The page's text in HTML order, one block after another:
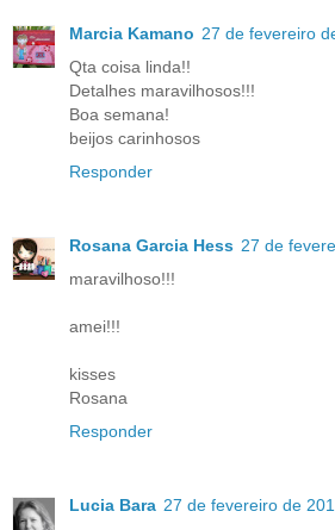
Marcia Kamano 27 de fevereiro
Qta coisa linda!!
Detalhes maravilhosos!!!
Boa semana!
beijos carinhosos
Responder
Rosana Garcia Hess 27 de
maravilhoso!!!
amei!!!
kisses
Rosana
Responder
Lucia Bara 27 de fevereiro de